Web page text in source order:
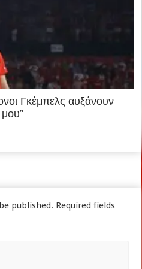
Γκέμπελς αυξάνουν
published. Required fields